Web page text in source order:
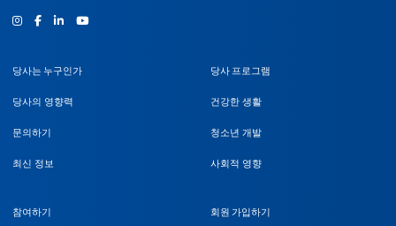
인스타그램
Facebook유튜브
당사는 누구인가
당사의 영향력
문의하기
최신 정보
당사 프로그램
건강한 생활
청소년 개발
사회적 영향
참여하기 회원 가입하기